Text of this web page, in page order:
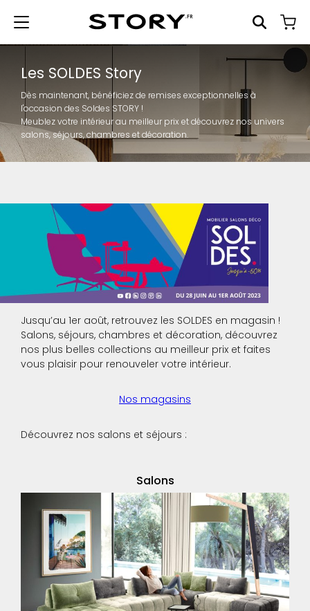
Les SOLDES Story
Dès maintenant, bénéficiez de remises exceptionnelles à
l'occasion des Soldes STORY !
Meublez votre intérieur au meilleur prix et découvrez nos univers
salons, séjours, chambres et décoration.
Jusqu’au 1er août, retrouvez les SOLDES en magasin !
Salons, séjours, chambres et décoration, découvrez
nos plus belles collections au meilleur prix et faites
vous plaisir pour renouveler votre intérieur.
Nos magasins
Découvrez nos salons et séjours :
Salons